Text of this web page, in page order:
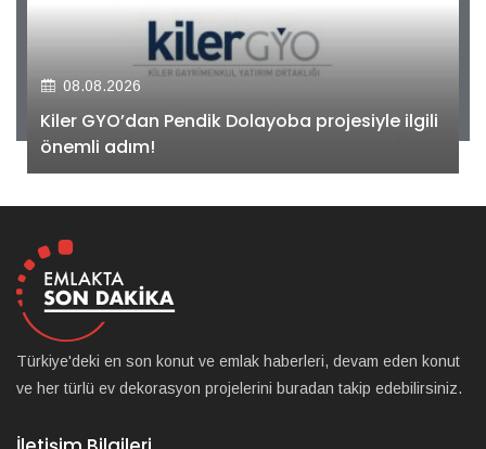
08.08.2026
Kiler GYO’dan Pendik Dolayoba projesiyle ilgili
önemli adım!
Türkiye'deki en son konut ve emlak haberleri, devam eden konut
ve her türlü ev dekorasyon projelerini buradan takip edebilirsiniz.